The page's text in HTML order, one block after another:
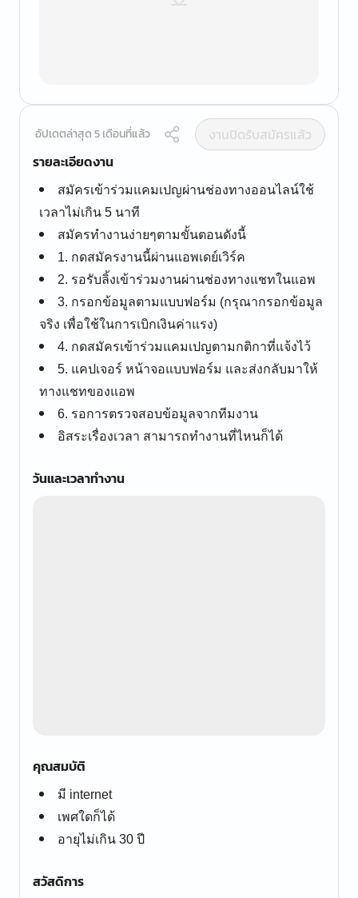
อัปเดตล่าสุด 5 เดือนที่แล้ว
งานปิดรับสมัครแล้ว
รายละเอียดงาน
สมัครเข้าร่วมแคมเปญผ่านช่องทางออนไลน์ใช้
เวลาไม่เกิน 5 นาที
สมัครทำงานง่ายๆตามขั้นตอนดังนี้
1. กดสมัครงานนี้ผ่านแอพเดย์เวิร์ค
2. รอรับลิ้งเข้าร่วมงานผ่านช่องทางแชทในแอพ
3. กรอกข้อมูลตามแบบฟอร์ม (กรุณากรอกข้อมูล
จริง เพื่อใช้ในการเบิกเงินค่าแรง)
4. กดสมัครเข้าร่วมแคมเปญตามกติกาที่แจ้งไว้
5. แคปเจอร์ หน้าจอแบบฟอร์ม และส่งกลับมาให้
ทางแชทของแอพ
6. รอการตรวจสอบข้อมูลจากทีมงาน
อิสระเรื่องเวลา สามารถทำงานที่ไหนก็ได้
วันและเวลาทำงาน
คุณสมบัติ
มี internet
เพศใดก็ได้
อายุไม่เกิน 30 ปี
สวัสดิการ